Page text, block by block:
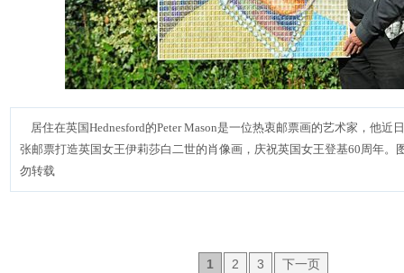
居住在英国Hednesford的Peter Mason是一位热衷邮票画的艺术家，他近
张邮票打造英国女王伊莉莎白二世的肖像画，庆祝英国女王登基60周年。
勿转载
1 2 3 下一页